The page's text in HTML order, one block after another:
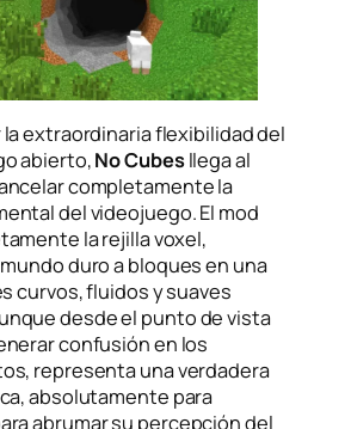
extraordinaria flexibilidad del
abierto,No Cubesllega al
completamente la
del videojuego. El mod
la rejilla voxel,
duro a bloques en una
curvos, fluidos y suaves
desde el punto de vista
confusión en los
representa una verdadera
absolutamente para
abrumar su percepción del